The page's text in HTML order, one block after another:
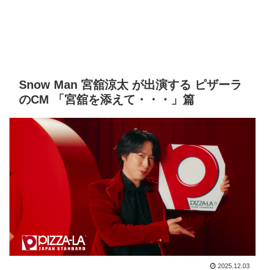
Snow Man 宮舘涼太 が出演する ピザーラ
のCM 「宮舘を添えて・・・」篇
2025.12.03